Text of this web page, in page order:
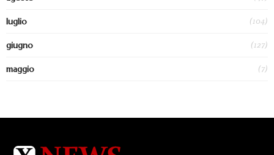
luglio (104)
giugno (127)
maggio (7)